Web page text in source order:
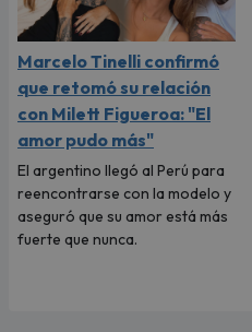
Marcelo Tinelli confirmó
que retomó su relación
con Milett Figueroa: "El
amor pudo más"
El argentino llegó al Perú para
reencontrarse con la modelo y
aseguró que su amor está más
fuerte que nunca.